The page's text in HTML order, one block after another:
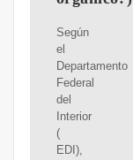
Según
el
Departamento
Federal
del
Interior
(
EDI),